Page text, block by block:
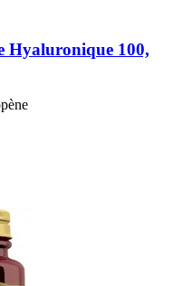
Hyaluronique 100,